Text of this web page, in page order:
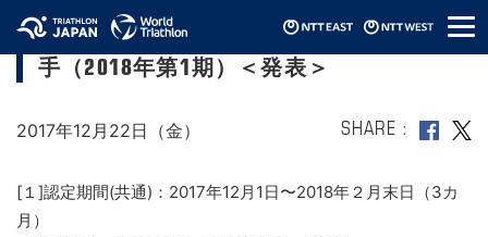
メ
ニ
JTUトライアスロン・ジュニア強化指定選
手（2018年第1期）＜発表＞
2017年12月22日（金） SHARE
[１]認定期間(共通)：2017年12月1日〜2018年２月末日（3カ
月）